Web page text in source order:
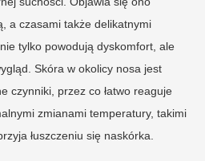
a czasami także delikatnymi
tylko powodują dyskomfort, ale
Skóra w okolicy nosa jest
czynniki, przez co łatwo reaguje
zmianami temperatury, takimi
łuszczeniu się naskórka.